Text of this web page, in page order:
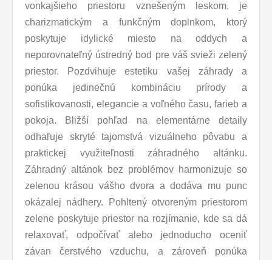
vonkajšieho priestoru vznešeným leskom, je
charizmatickým a funkčným doplnkom, ktorý
poskytuje idylické miesto na oddych a
neporovnateľný ústredný bod pre váš svieži zelený
priestor. Pozdvihuje estetiku vašej záhrady a
ponúka jedinečnú kombináciu prírody a
sofistikovanosti, elegancie a voľného času, farieb a
pokoja. Bližší pohľad na elementárne detaily
odhaľuje skryté tajomstvá vizuálneho pôvabu a
praktickej využiteľnosti záhradného altánku.
Záhradný altánok bez problémov harmonizuje so
zelenou krásou vášho dvora a dodáva mu punc
okázalej nádhery. Pohltený otvoreným priestorom
zelene poskytuje priestor na rozjímanie, kde sa dá
relaxovať, odpočívať alebo jednoducho oceniť
závan čerstvého vzduchu, a zároveň ponúka